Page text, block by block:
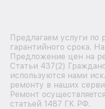
Предлагаем услуги по
гарантийного срока.
Предложение цен на
Статьи 437(2)
используются нами
ремонту в наших
Ремонт
статьей 1487 ГК РФ.